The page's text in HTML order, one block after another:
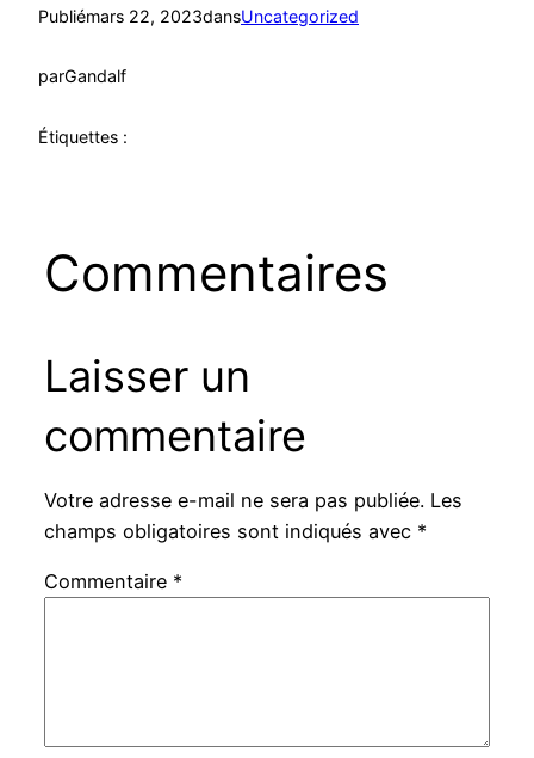
Publiémars 22, 2023dansUncategorized
parGandalf
Étiquettes :
Commentaires
Laisser un
commentaire
Votre adresse e-mail ne sera pas publiée. Les
champs obligatoires sont indiqués avec *
Commentaire *